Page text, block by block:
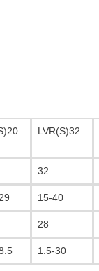
LVR(S)32
32
15-40
28
1.5-30